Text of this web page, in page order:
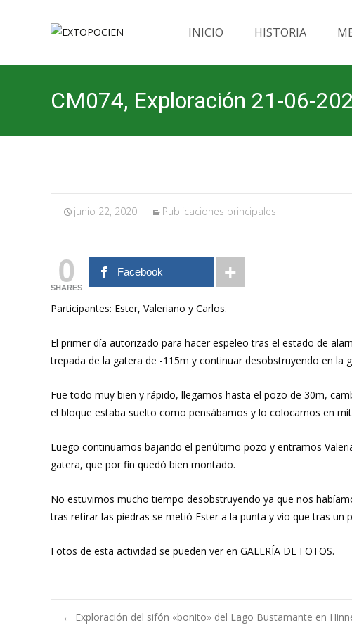
INICIO HISTORIA
CM074, Exploración 21-06-
junio 22, 2020 Publicaciones principales
0
SHARES
Facebook
Participantes: Ester, Valeriano y Carlos.
El primer día autorizado para hacer espeleo tras el estado de
trepada de la gatera de -115m y continuar desobstruyendo en la
Fue todo muy bien y rápido, llegamos hasta el pozo de 30m,
el bloque estaba suelto como pensábamos y lo colocamos en
Luego continuamos bajando el penúltimo pozo y entramos
gatera, que por fin quedó bien montado.
No estuvimos mucho tiempo desobstruyendo ya que nos
tras retirar las piedras se metió Ester a la punta y vio que tras
Fotos de esta actividad se pueden ver en GALERÍA DE FOTOS.
← Exploración del sifón «bonito» del Lago Bustamante en